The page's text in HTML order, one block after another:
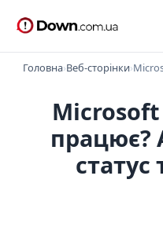
Головна›Веб-сторінки›
працює?
статус